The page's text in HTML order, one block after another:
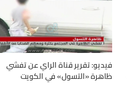
فيديو: تقرير قناة الراي عن تفشي
ظاهرة «التسول» في الكويت